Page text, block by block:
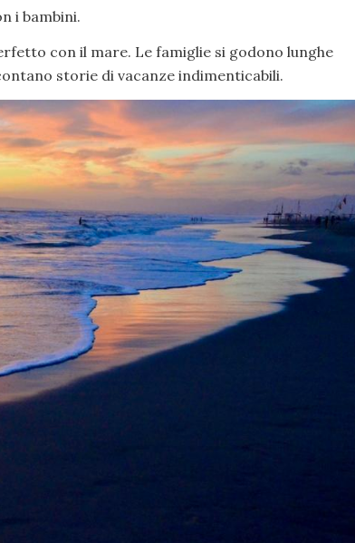
i bambini.
con il mare. Le famiglie si godono lunghe
storie di vacanze indimenticabili.